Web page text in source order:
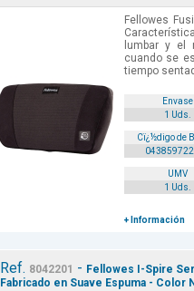
Fellowes
lumbar y el
cuando se
tiempo
Envase
1 Uds.
Cï¿½digo de
UMV
1 Uds.
+ Información
Ref. 8042201 - Fellowes I-Spire
Fabricado en Suave Espuma - Color